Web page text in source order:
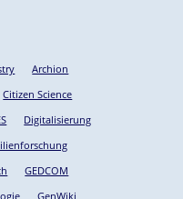
Archion
Citizen Science
Digitalisierung
GEDCOM
GenWiki